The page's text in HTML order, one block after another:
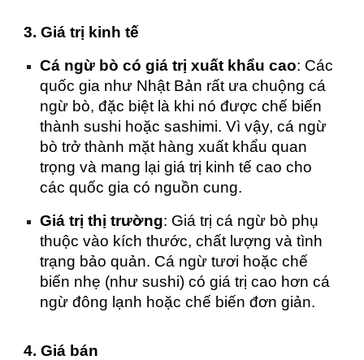
3. Giá trị kinh tế
Cá ngừ bò có giá trị xuất khẩu cao: Các
quốc gia như Nhật Bản rất ưa chuộng cá
ngừ bò, đặc biệt là khi nó được chế biến
thành sushi hoặc sashimi. Vì vậy, cá ngừ
bò trở thành mặt hàng xuất khẩu quan
trọng và mang lại giá trị kinh tế cao cho
các quốc gia có nguồn cung.
Giá trị thị trường: Giá trị cá ngừ bò phụ
thuộc vào kích thước, chất lượng và tình
trạng bảo quản. Cá ngừ tươi hoặc chế
biến nhẹ (như sushi) có giá trị cao hơn cá
ngừ đông lạnh hoặc chế biến đơn giản.
4. Giá bán